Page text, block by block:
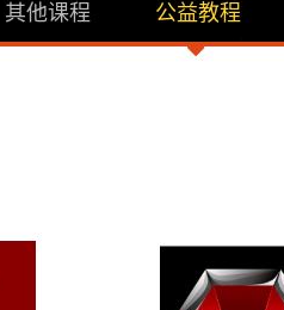
其他课程 公益教程